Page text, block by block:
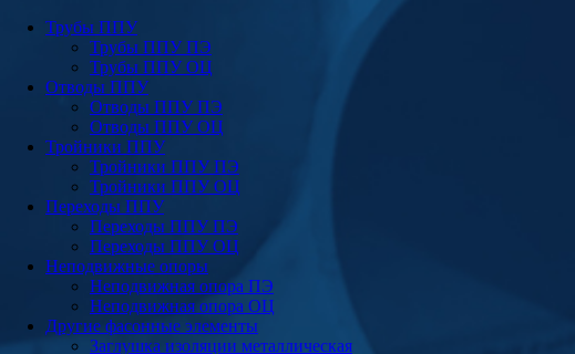
Трубы ППУ
Трубы ППУ ПЭ
Трубы ППУ ОЦ
Отводы ППУ
Отводы ППУ ПЭ
Отводы ППУ ОЦ
Тройники ППУ
Тройники ППУ ПЭ
Тройники ППУ ОЦ
Переходы ППУ
Переходы ППУ ПЭ
Переходы ППУ ОЦ
Неподвижные опоры
Неподвижная опора ПЭ
Неподвижная опора ОЦ
Другие фасонные элементы
Заглушка изоляции металлическая